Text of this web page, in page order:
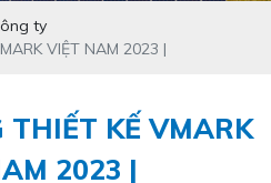
ty
VIỆT NAM 2023 |
KẾ VMARK
2023 |